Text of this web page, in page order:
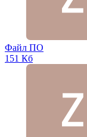
Файл ПО
151 Кб